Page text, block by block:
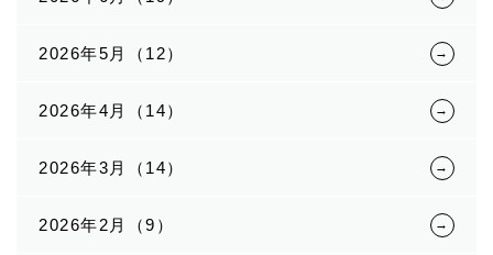
2026年5月（12）
2026年4月（14）
2026年3月（14）
2026年2月（9）